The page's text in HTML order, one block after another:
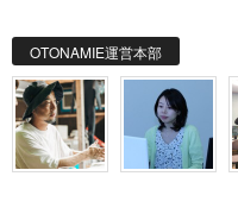
OTONAMIE運営本部